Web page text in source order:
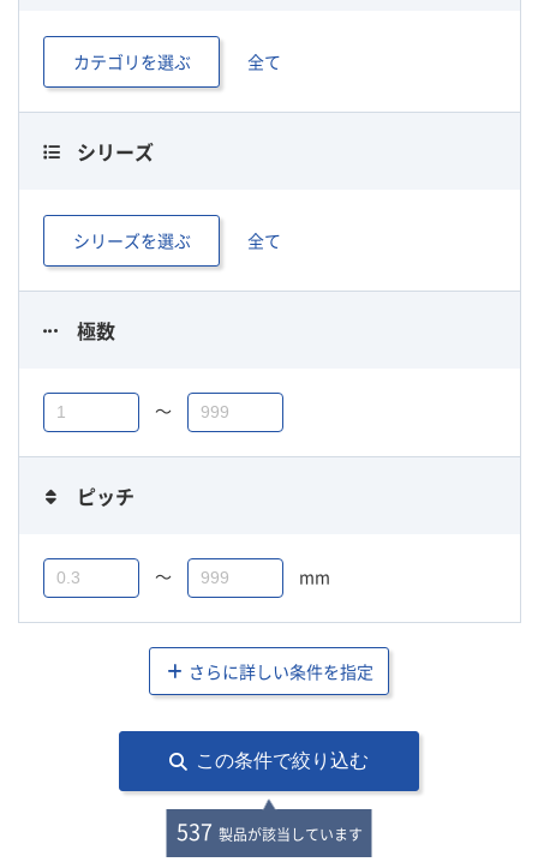
カテゴリを選ぶ 全て
シリーズ
シリーズを選ぶ 全て
極数
〜
ピッチ
〜 mm
さらに詳しい条件を指定
この条件で絞り込む
537 製品が該当しています